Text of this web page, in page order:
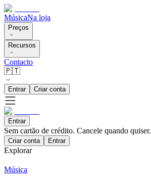
MúsicaNa loja
Preços
Recursos
Contacto
🇵🇹
Entrar Criar conta
Entrar
Sem cartão de crédito. Cancele quando quiser.
Criar conta Entrar
Explorar
Música